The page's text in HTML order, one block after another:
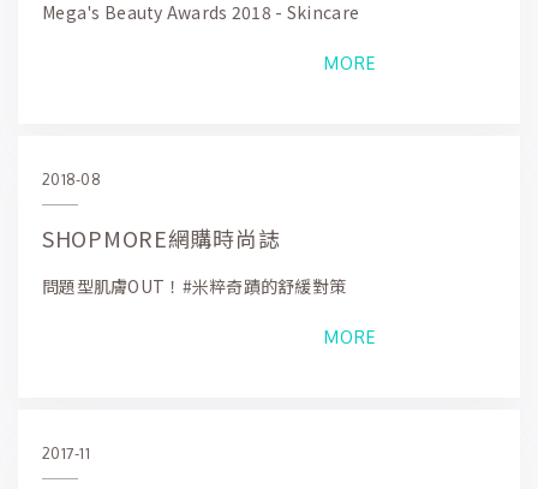
Mega's Beauty Awards 2018 - Skincare
MORE
2018-08
SHOPMORE網購時尚誌
問題型肌膚OUT！#米粹奇蹟的舒緩對策
MORE
2017-11